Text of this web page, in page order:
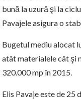
bună la uzură şi la
Pavajele asigura o
Bugetul mediu alocat
atât materialele cât şi
320.000 mp în 2015.
Elis Pavaje este de 25